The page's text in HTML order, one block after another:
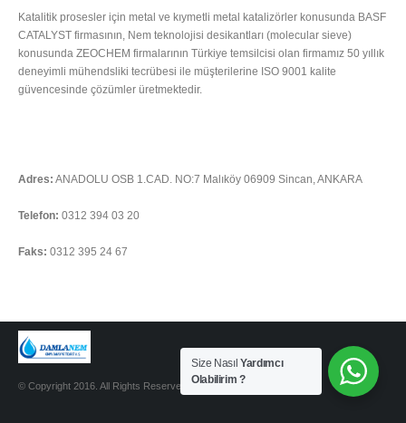
Katalitik prosesler için metal ve kıymetli metal katalizörler konusunda BASF
CATALYST firmasının, Nem teknolojisi desikantları (molecular sieve)
konusunda ZEOCHEM firmalarının Türkiye temsilcisi olan firmamız 50 yıllık
deneyimli mühendsliki tecrübesi ile müşterilerine ISO 9001 kalite
güvencesinde çözümler üretmektedir.
Adres: ANADOLU OSB 1.CAD. NO:7 Malıköy 06909 Sincan, ANKARA
Telefon: 0312 394 03 20
Faks: 0312 395 24 67
© Copyright 2016. All Rights Reserved.
Size NasılYardımcı
Olabilirim ?